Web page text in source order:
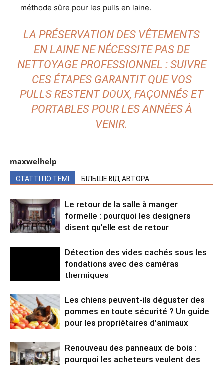
méthode sûre pour les pulls en laine.
LA PRÉSERVATION DES VÊTEMENTS
EN LAINE NE NÉCESSITE PAS DE
NETTOYAGE PROFESSIONNEL : SUIVRE
CES ÉTAPES GARANTIT QUE VOS
PULLS RESTENT DOUX, FAÇONNÉS ET
PORTABLES POUR LES ANNÉES À
VENIR.
maxwelhelp
СТАТТІ ПО ТЕМІ БІЛЬШЕ ВІД АВТОРА
Le retour de la salle à manger
formelle : pourquoi les designers
disent qu’elle est de retour
Détection des vides cachés sous les
fondations avec des caméras
thermiques
Les chiens peuvent-ils déguster des
pommes en toute sécurité ? Un guide
pour les propriétaires d’animaux
Renouveau des panneaux de bois :
pourquoi les acheteurs veulent des